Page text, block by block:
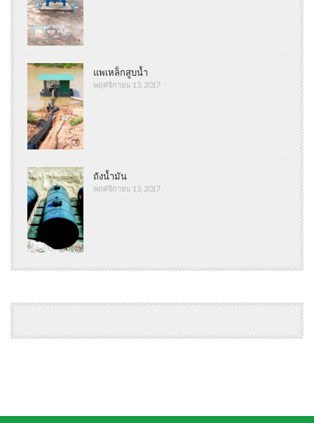
แพเหล็กสูบน้ำ
พฤศจิกายน 13, 2017
ถังน้ำมัน
พฤศจิกายน 13, 2017